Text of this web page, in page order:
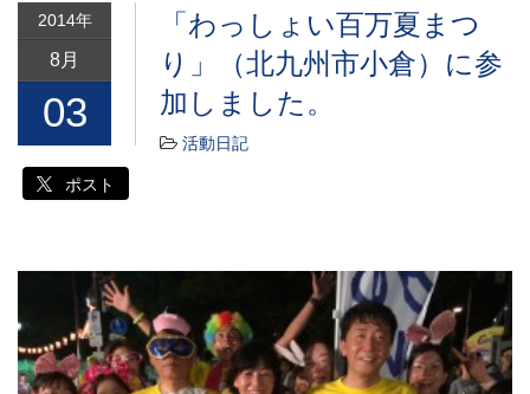
2014年
8月
03
「わっしょい百万夏まつ
り」（北九州市小倉）に参
加しました。
活動日記
ポスト